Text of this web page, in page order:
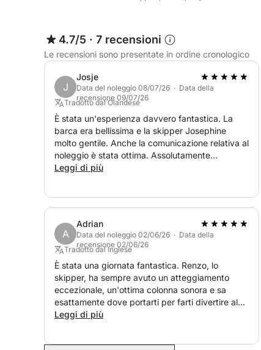
4.7/5 · 7 recensioni
Le recensioni sono presentate in ordine cronologico
J
Josje
Data del noleggio 08/07/26 · Data della
recensione 09/07/26
Tradotto dal Olandese
È stata un'esperienza davvero fantastica. La
barca era bellissima e la skipper Josephine
molto gentile. Anche la comunicazione relativa al
noleggio è stata ottima. Assolutamente
consigliato!
Leggi di più
A
Adrian
Data del noleggio 02/06/26 · Data della
recensione 02/06/26
Tradotto dal Inglese
È stata una giornata fantastica. Renzo, lo
skipper, ha sempre avuto un atteggiamento
eccezionale, un'ottima colonna sonora e sa
esattamente dove portarti per farti divertire al
massimo. Lo consiglio vivamente.
Leggi di più